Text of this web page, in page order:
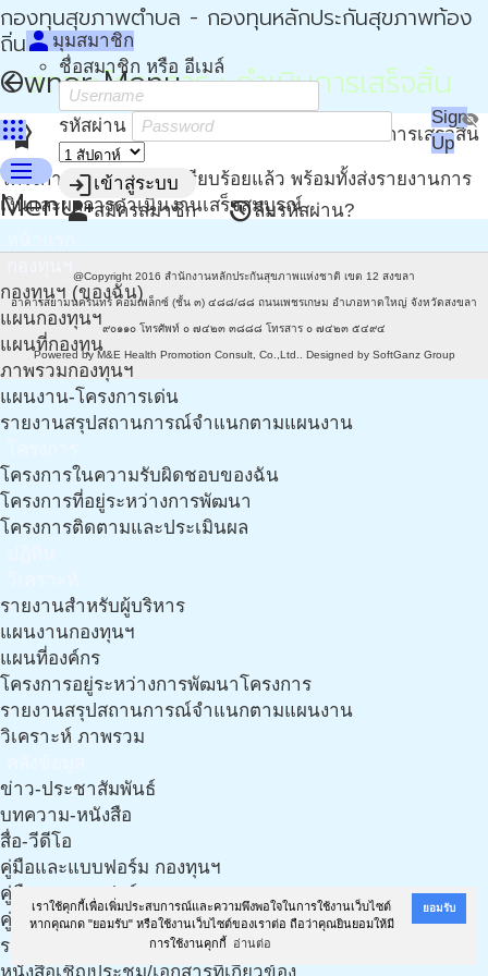
เราใช้คุกกี้เพื่อเพิ่มประสบการณ์และความพึงพอใจในการใช้งานเว็บไซต์
หากคุณกด "ยอมรับ" หรือใช้งานเว็บไซต์ของเราต่อ ถือว่าคุณยินยอมให้มี
การใช้งานคุกกี้
อ่านต่อ
ยอมรับ
กองทุนสุขภาพตำบล - กองทุนหลักประกันสุขภาพท้อง
ถิ่น - กปท
Owner Menu
apps
person มุมสมาชิก
ชื่อสมาชิก หรือ อีเมล์
รหัสผ่าน visibility_off
loginเข้าสู่ระบบ
person_addสมัครสมาชิก restoreลืมรหัสผ่าน?
Sign
Up
menu
Menu
กองทุนฯ (ของฉัน)
แผนกองทุนฯ
แผนที่กองทุน
ภาพรวมกองทุนฯ
แผนงาน-โครงการเด่น
รายงานสรุปสถานการณ์จำแนกตามแผนงาน
โครงการในความรับผิดชอบของฉัน
โครงการที่อยู่ระหว่างการพัฒนา
โครงการติดตามและประเมินผล
รายงานสำหรับผู้บริหาร
แผนงานกองทุนฯ
แผนที่องค์กร
โครงการอยู่ระหว่างการพัฒนาโครงการ
รายงานสรุปสถานการณ์จำแนกตามแผนงาน
วิเคราะห์ ภาพรวม
ข่าว-ประชาสัมพันธ์
บทความ-หนังสือ
สื่อ-วีดีโอ
คู่มือและแบบฟอร์ม กองทุนฯ
คู่มือและแบบฟอร์ม กองทุนฯ (งาน LTC)
คู่มือ เอกสารฯ และแนวทางการทำแผนฯ จากทีมวิชาการ
รวมเอกสารเกี่ยวกับประกาศ ฉบับใหม่ ปี 61
หนังสือเชิญประชุม/เอกสารที่เกี่ยวข้อง
arrow_backสถานะโครงการ : ดำเนินการเสร็จสิ้น
editor_choice ดำเนินการเสร็จสิ้น
โครงการได้ดำเนินการเรียบร้อยแล้ว พร้อมทั้งส่งรายงานการ
เงินและผลการดำเนินงานเสร็จสมบูรณ์
@Copyright 2016 สำนักงานหลักประกันสุขภาพแห่งชาติ เขต 12 สงขลา
อาคารสยามนครินทร์ คอมเพล็กซ์ (ชั้น ๓) ๔๘๘/๘๘ ถนนเพชรเกษม อำเภอหาดใหญ่ จังหวัดสงขลา
๙๐๑๑๐ โทรศัพท์ ๐ ๗๔๒๓ ๓๘๘๘ โทรสาร ๐ ๗๔๒๓ ๕๔๙๔
Powered byM&E Health Promotion Consult, Co.,Ltd. . Designed by SoftGanz Group